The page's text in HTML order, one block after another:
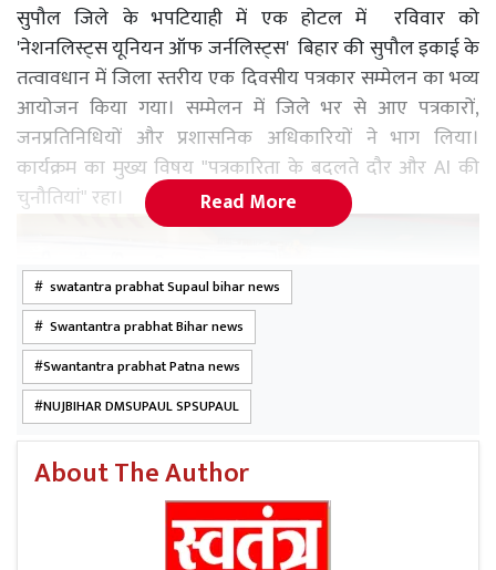
सुपौल जिले के भपटियाही में एक होटल में रविवार को
'नेशनलिस्ट्स यूनियन ऑफ जर्नलिस्ट्स' बिहार की सुपौल इकाई के
तत्वावधान में जिला स्तरीय एक दिवसीय पत्रकार सम्मेलन का भव्य
आयोजन किया गया। सम्मेलन में जिले भर से आए पत्रकारों,
जनप्रतिनिधियों और प्रशासनिक अधिकारियों ने भाग लिया।
कार्यक्रम का मुख्य विषय "पत्रकारिता के बदलते दौर और AI की
चुनौतियां" रहा।
​कार्यक्रम का शुभारंभ निर्मली जदयू विधायक अनिरुद्ध प्रसाद
यादव, भपटियाही प्रखंड प्रमुख विजय यादव, एनयूजे बिहार के प्रदेश
Read More
swatantra prabhat Supaul bihar news
Swantantra prabhat Bihar news
Swantantra prabhat Patna news
NUJBIHAR DMSUPAUL SPSUPAUL
About The Author